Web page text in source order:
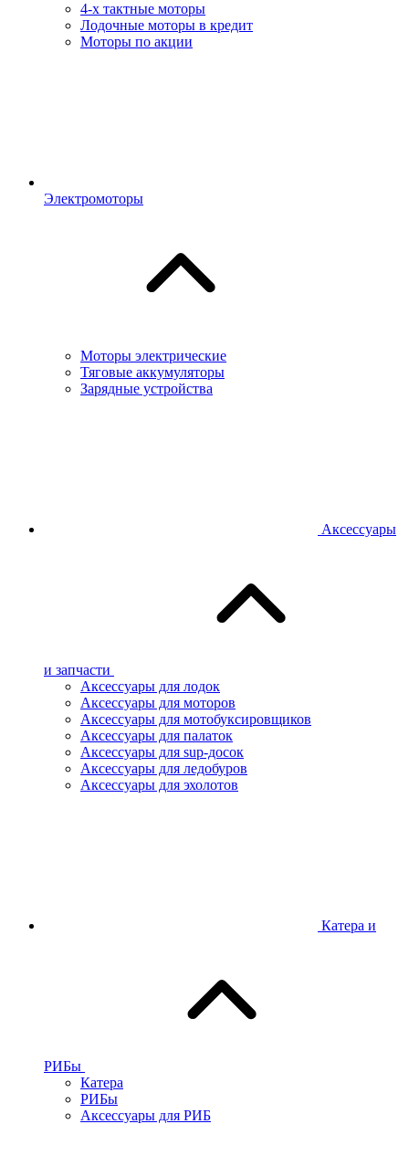
4-х тактные моторы
Лодочные моторы в кредит
Моторы по акции
Электромоторы
Моторы электрические
Тяговые аккумуляторы
Зарядные устройства
Аксессуары
и запчасти
Аксессуары для лодок
Аксессуары для моторов
Аксессуары для мотобуксировщиков
Аксессуары для палаток
Аксессуары для sup-досок
Аксессуары для ледобуров
Аксессуары для эхолотов
Катера и
РИБы
Катера
РИБы
Аксессуары для РИБ